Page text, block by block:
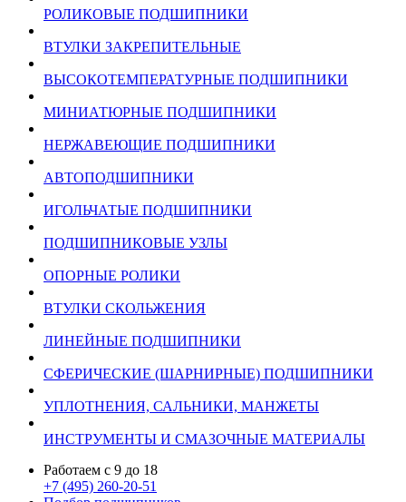
РОЛИКОВЫЕ ПОДШИПНИКИ
ВТУЛКИ ЗАКРЕПИТЕЛЬНЫЕ
ВЫСОКОТЕМПЕРАТУРНЫЕ ПОДШИПНИКИ
МИНИАТЮРНЫЕ ПОДШИПНИКИ
НЕРЖАВЕЮЩИЕ ПОДШИПНИКИ
АВТОПОДШИПНИКИ
ИГОЛЬЧАТЫЕ ПОДШИПНИКИ
ПОДШИПНИКОВЫЕ УЗЛЫ
ОПОРНЫЕ РОЛИКИ
ВТУЛКИ СКОЛЬЖЕНИЯ
ЛИНЕЙНЫЕ ПОДШИПНИКИ
СФЕРИЧЕСКИЕ (ШАРНИРНЫЕ) ПОДШИПНИКИ
УПЛОТНЕНИЯ, САЛЬНИКИ, МАНЖЕТЫ
ИНСТРУМЕНТЫ И СМАЗОЧНЫЕ МАТЕРИАЛЫ
Работаем с 9 до 18
+7 (495) 260-20-51